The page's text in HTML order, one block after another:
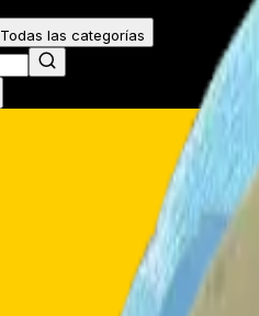
Todas las categorías